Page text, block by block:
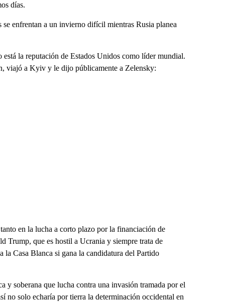
días.
enfrentan a un invierno difícil mientras Rusia planea
la reputación de Estados Unidos como líder mundial.
viajó a Kyiv y le dijo públicamente a Zelensky:
en la lucha a corto plazo por la financiación de
Trump, que es hostil a Ucrania y siempre trata de
la Casa Blanca si gana la candidatura del Partido
y soberana que lucha contra una invasión tramada por el
no solo echaría por tierra la determinación occidental en